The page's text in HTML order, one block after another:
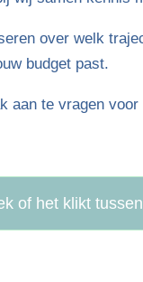
over welk
budget past.
aan te vragen
of het klikt